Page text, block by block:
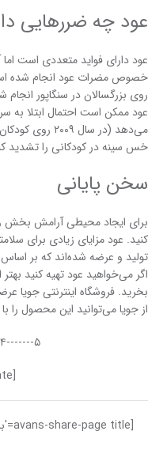
عود چه ضررهایی
عود دارای فواید متعددی است
روی بزرگسالان در سنگاپور
عود ممکن است احتمال ابتلا به
می‌دهد (در
خس سینه در کودکانی را تشدید
سخن پایانی
برای ایجاد محیطی آرامش بخش و
کنید. عود مزایای زیادی برای
تولید و عرضه شده‌اند که بر اساس
اگر می‌خواهید عود تهیه کنید
بخرید. فروشگاه اینترنتی جویا
از جویا می‌توانید این محصول را
۵-------۴-------۳-------۲-------۱
[avans-post-rate]
[avans-share-page title='با دیگران به اشتراک بگذارید تا امتیاز بگیرید!']